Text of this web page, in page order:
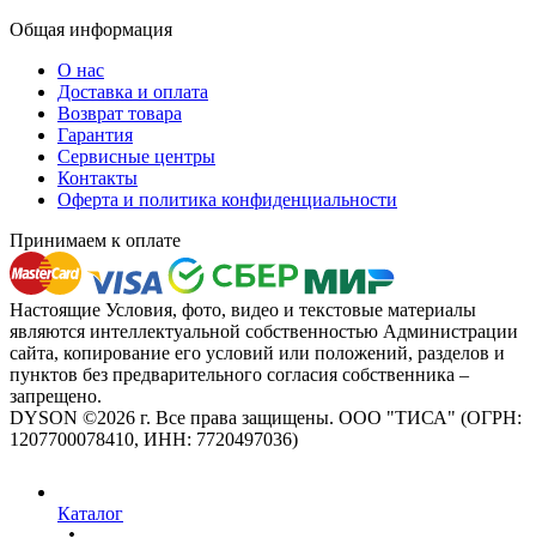
Общая информация
О нас
Доставка и оплата
Возврат товара
Гарантия
Сервисные центры
Контакты
Оферта и политика конфиденциальности
Принимаем к оплате
Настоящие Условия, фото, видео и текстовые материалы
являются интеллектуальной собственностью Администрации
сайта, копирование его условий или положений, разделов и
пунктов без предварительного согласия собственника –
запрещено.
DYSON ©2026 г. Все права защищены. ООО "ТИСА" (ОГРН:
1207700078410, ИНН: 7720497036)
Каталог